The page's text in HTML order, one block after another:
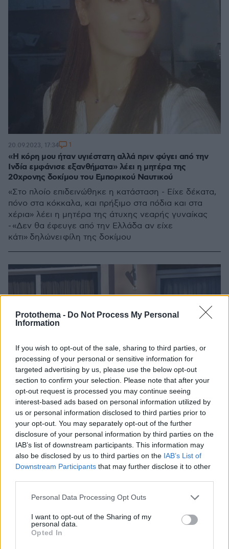
Protothema - Do Not Process My Personal
Information
If you wish to opt-out of the sale, sharing to third parties, or
processing of your personal or sensitive information for
targeted advertising by us, please use the below opt-out
section to confirm your selection. Please note that after your
opt-out request is processed you may continue seeing
interest-based ads based on personal information utilized by
us or personal information disclosed to third parties prior to
your opt-out. You may separately opt-out of the further
disclosure of your personal information by third parties on the
IAB’s list of downstream participants. This information may
also be disclosed by us to third parties on the IAB’s List of
Downstream Participants that may further disclose it to other
Please note that this website/app uses one or more Google
not limited to your visit or usage behaviour. You may click to
grant or deny consent to Google and its third-party tags to
use your data for below specified purposes in below Google
Personal Data Processing Opt Outs
I want to opt-out of the Sharing of my
personal data.
Opted In
«Η κόρη μου ήταν υγιέστατη αλλά πριν φύγει από την
Ινδία εμφάνισε εξανθήματα» λέει η μητέρα της
20χρονης δοκίμου του Εμπορικού Ναυτικού
«Στο πλοίο επιδεινώθηκε η κατάσταση - Είχε δέκατα,
πόνο στα κόκκαλα, και πρήξιμο στα πόδια και στα
χέρια» λέει η μητέρα της άτυχης νεαρής γυναίκας
- «Δεν θα έφευγε από την Ελλάδα αν είχε
κάτι» δηλώνει φίλη της δοκίμου
20.09.2023, 17:34 1
Με ένα λουλούδι και ντυμένοι στα λευκά αποχαιρέτησαν
Φωτογραφίες
«Δεν ξέρουμε από τι πέθανε», είπε στο protothema.gr